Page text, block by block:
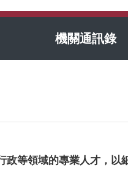
機關通訊錄
等領域的專業人才，